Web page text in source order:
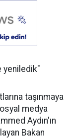
yeniledik"
taşınmaya
medya
Aydın'ın
Bakan